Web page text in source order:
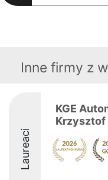
Inne firmy z
Laureaci
KGE
Krzysztof